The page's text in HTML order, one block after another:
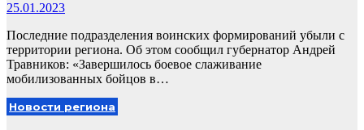
25.01.2023
Последние подразделения воинских формирований убыли с
территории региона. Об этом сообщил губернатор Андрей
Травников: «Завершилось боевое слаживание
мобилизованных бойцов в…
Новости региона